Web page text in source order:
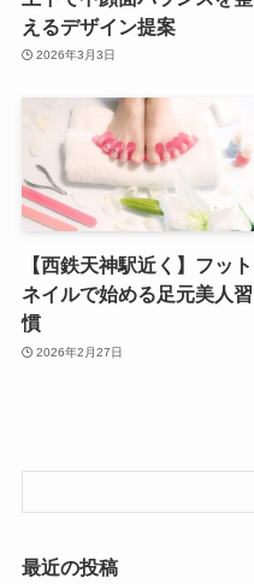
えるデザイン提案
2026年3月3日
【西鉄天神駅近く】フット
ネイルで始める足元美人習
慣
2026年2月27日
最近の投稿